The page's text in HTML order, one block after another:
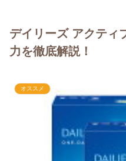
デイリーズ アクティ
力を徹底解説！
オススメ